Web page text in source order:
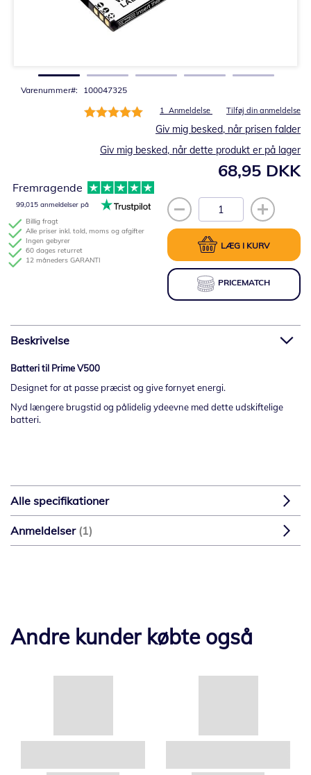
Varenummer 100047325
Bedømmelse:
1 Anmeldelse Tilføj din anmeldelse
68,95 DKK
Giv mig besked, når prisen falder
Giv mig besked, når dette produkt er på lager
LÆG I KURV
PRICEMATCH
Billig fragt
Alle priser inkl. told, moms og afgifter
Ingen gebyrer
60 dages returret
12 måneders GARANTI
Fremragende
99,015 anmeldelser på
billedgalleriet
Beskrivelse
Batteri til Prime V500
Designet for at passe præcist og give fornyet energi.
Nyd længere brugstid og pålidelig ydeevne med dette udskiftelige
batteri.
Alle specifikationer
Anmeldelser 1
Andre kunder købte også